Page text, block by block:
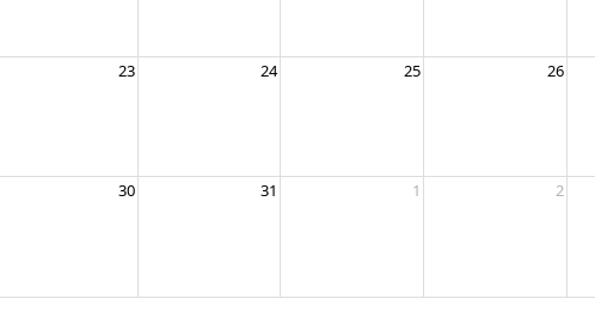
23 24 25 26
30 31 1 2